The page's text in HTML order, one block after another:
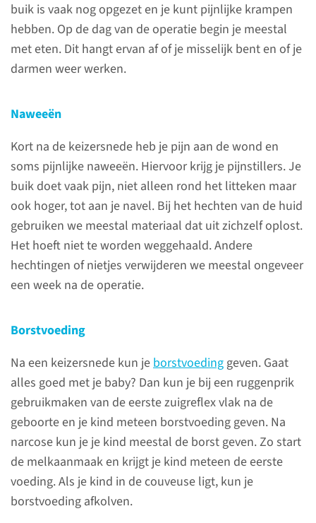
buik is vaak nog opgezet en je kunt pijnlijke krampen
hebben. Op de dag van de operatie begin je meestal
met eten. Dit hangt ervan af of je misselijk bent en of je
darmen weer werken.
Naweeën
Kort na de keizersnede heb je pijn aan de wond en
soms pijnlijke naweeën. Hiervoor krijg je pijnstillers. Je
buik doet vaak pijn, niet alleen rond het litteken maar
ook hoger, tot aan je navel. Bij het hechten van de huid
gebruiken we meestal materiaal dat uit zichzelf oplost.
Het hoeft niet te worden weggehaald. Andere
hechtingen of nietjes verwijderen we meestal ongeveer
een week na de operatie.
Borstvoeding
Na een keizersnede kun jeborstvoeding geven. Gaat
alles goed met je baby? Dan kun je bij een ruggenprik
gebruikmaken van de eerste zuigreflex vlak na de
geboorte en je kind meteen borstvoeding geven. Na
narcose kun je je kind meestal de borst geven. Zo start
de melkaanmaak en krijgt je kind meteen de eerste
voeding. Als je kind in de couveuse ligt, kun je
borstvoeding afkolven.
Contact
Afdeling Verloskunde en
Voorbereiden op een
geplande keizersnede
Krijg je een geplande
keizersnede? Dan kijken we
vooraf hoe gezond je bent. We
lichamelijk onderzoek.
lees meer
Wat kun je
verwachten?
Een keizersnede kan